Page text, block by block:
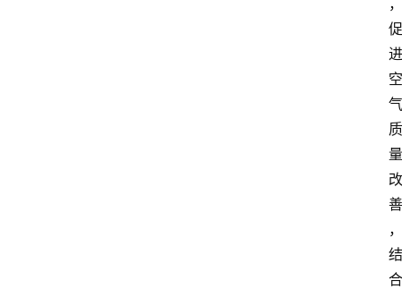
，
促
进
空
气
质
量
改
善
，
结
合